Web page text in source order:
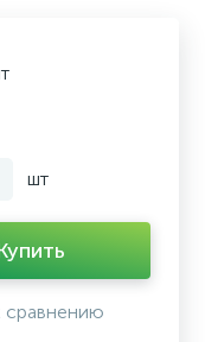
шт
сравнению